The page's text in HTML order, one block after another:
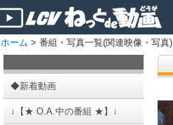
ホーム > 番組・写真一覧(関連映像・写真)
◆新着動画
↓【★ O.A.中の番組 ★】↓